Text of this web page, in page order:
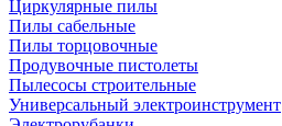
Циркулярные пилы
Пилы сабельные
Пилы торцовочные
Продувочные пистолеты
Пылесосы строительные
Универсальный электроинструмент